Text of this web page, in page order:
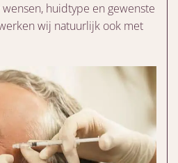
huidtype en gewenste
wij natuurlijk ook met